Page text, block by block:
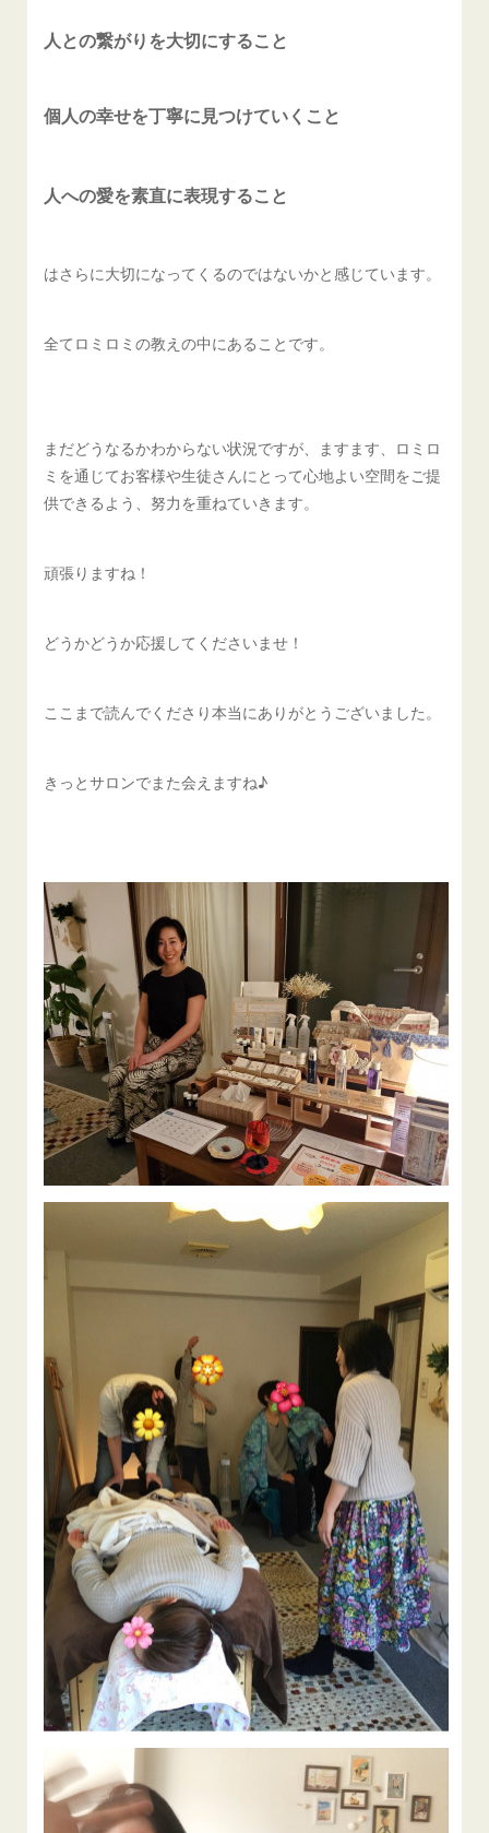
人との繋がりを大切にすること
個人の幸せを丁寧に見つけていくこと
人への愛を素直に表現すること
はさらに大切になってくるのではないかと感じています。
全てロミロミの教えの中にあることです。
まだどうなるかわからない状況ですが、ますます、ロミロ
ミを通じてお客様や生徒さんにとって心地よい空間をご提
供できるよう、努力を重ねていきます。
頑張りますね！
どうかどうか応援してくださいませ！
ここまで読んでくださり本当にありがとうございました。
きっとサロンでまた会えますね♪